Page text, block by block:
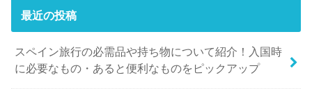
最近の投稿
スペイン旅行の必需品や持ち物について紹介！入国時
に必要なもの・あると便利なものをピックアップ